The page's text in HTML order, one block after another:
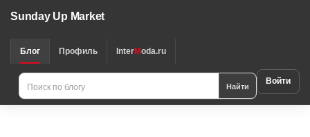
Sunday Up Market
Блог Профиль InterModa.ru
Найти Войти